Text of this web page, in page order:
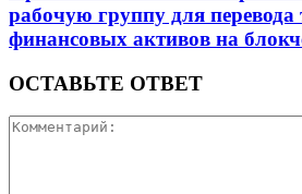
рабочую группу для
финансовых активов на
ОСТАВЬТЕ ОТВЕТ